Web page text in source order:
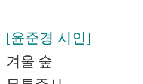
[윤준경 시인]
겨울 숲